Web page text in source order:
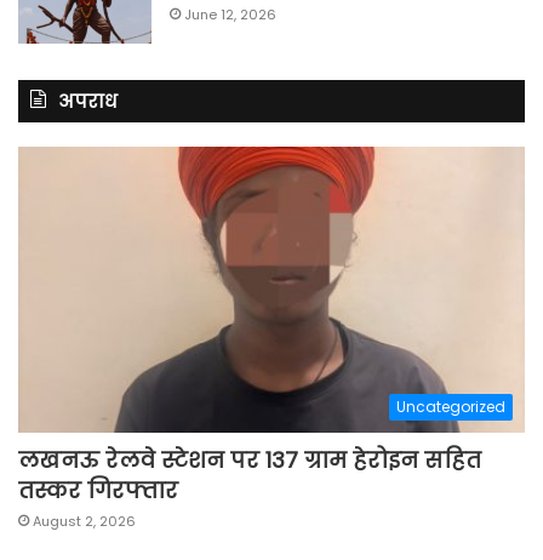
June 12, 2026
अपराध
Uncategorized
लखनऊ रेलवे स्टेशन पर 137 ग्राम हेरोइन सहित
तस्कर गिरफ्तार
August 2, 2026